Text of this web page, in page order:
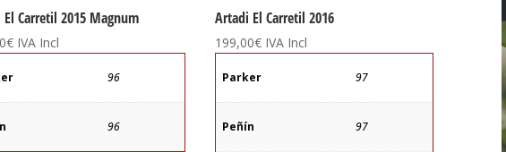
Carretil 2015 Magnum
€ IVA Incl
96
96
Artadi El Carretil 2016
199,00€ IVA Incl
Parker 97
Peñín 97